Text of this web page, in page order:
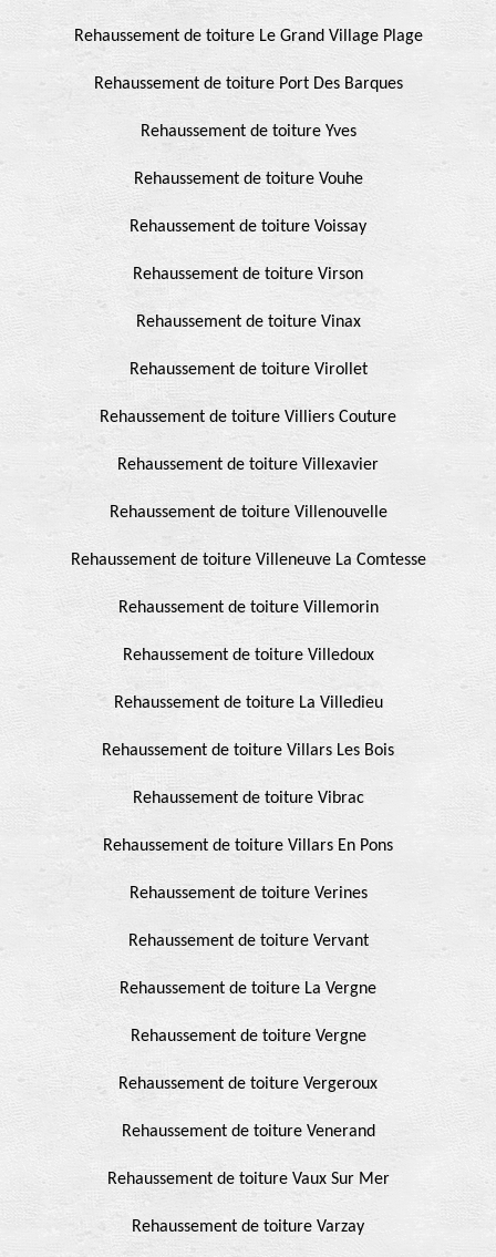
Rehaussement de toiture Le Grand Village Plage
Rehaussement de toiture Port Des Barques
Rehaussement de toiture Yves
Rehaussement de toiture Vouhe
Rehaussement de toiture Voissay
Rehaussement de toiture Virson
Rehaussement de toiture Vinax
Rehaussement de toiture Virollet
Rehaussement de toiture Villiers Couture
Rehaussement de toiture Villexavier
Rehaussement de toiture Villenouvelle
Rehaussement de toiture Villeneuve La Comtesse
Rehaussement de toiture Villemorin
Rehaussement de toiture Villedoux
Rehaussement de toiture La Villedieu
Rehaussement de toiture Villars Les Bois
Rehaussement de toiture Vibrac
Rehaussement de toiture Villars En Pons
Rehaussement de toiture Verines
Rehaussement de toiture Vervant
Rehaussement de toiture La Vergne
Rehaussement de toiture Vergne
Rehaussement de toiture Vergeroux
Rehaussement de toiture Venerand
Rehaussement de toiture Vaux Sur Mer
Rehaussement de toiture Varzay